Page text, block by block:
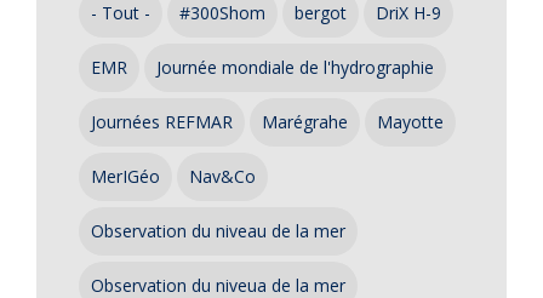
- Tout - #300Shom bergot DriX H-9
EMR Journée mondiale de l'hydrographie
Journées REFMAR Marégrahe Mayotte
MerIGéo Nav&Co
Observation du niveau de la mer
Observation du niveua de la mer